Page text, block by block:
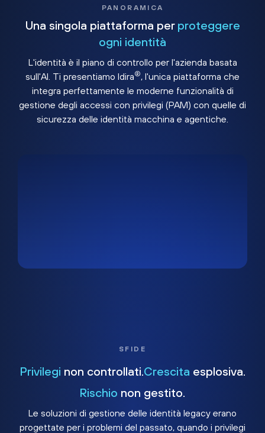
PANORAMICA
Una singola piattaforma per proteggere
ogni identità
L'identità è il piano di controllo per l'azienda basata
sull'AI. Ti presentiamo Idira®, l'unica piattaforma che
integra perfettamente le moderne funzionalità di
gestione degli accessi con privilegi (PAM) con quelle di
sicurezza delle identità macchina e agentiche.
SFIDE
Privilegi non controllati. Crescita esplosiva.
Rischio non gestito.
Le soluzioni di gestione delle identità legacy erano
progettate per i problemi del passato, quando i privilegi